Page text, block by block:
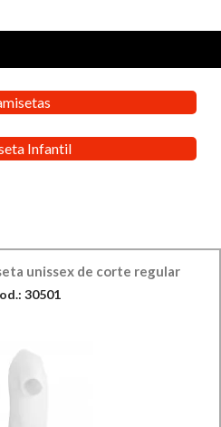
Infantil
unissex de corte regular
30501